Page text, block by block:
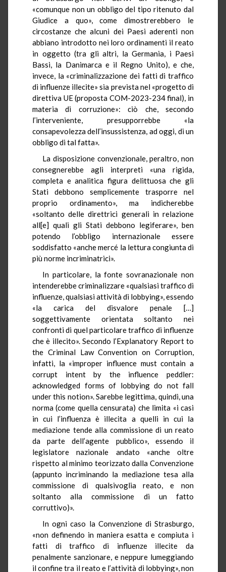
«comunque non un obbligo del tipo ritenuto dal
Giudice a quo», come dimostrerebbero le
circostanze che alcuni dei Paesi aderenti non
abbiano introdotto nei loro ordinamenti il reato
in oggetto (tra gli altri, la Germania, i Paesi
Bassi, la Danimarca e il Regno Unito), e che,
invece, la «criminalizzazione dei fatti di traffico
di influenze illecite» sia prevista nel «progetto di
direttiva UE (proposta COM-2023-234 final), in
materia di corruzione»: ciò che, secondo
l’interveniente, presupporrebbe «la
consapevolezza dell’insussistenza, ad oggi, di un
obbligo di tal fatta».
La disposizione convenzionale, peraltro, non
consegnerebbe agli interpreti «una rigida,
completa e analitica figura delittuosa che gli
Stati debbono semplicemente trasporre nel
proprio ordinamento», ma indicherebbe
«soltanto delle direttrici generali in relazione
all[e] quali gli Stati debbono legiferare», ben
potendo l’obbligo internazionale essere
soddisfatto «anche mercé la lettura congiunta di
più norme incriminatrici».
In particolare, la fonte sovranazionale non
intenderebbe criminalizzare «qualsiasi traffico di
influenze, qualsiasi attività di lobbying», essendo
«la carica del disvalore penale […]
soggettivamente orientata soltanto nei
confronti di quel particolare traffico di influenze
che è illecito». Secondo l’Explanatory Report to
the Criminal Law Convention on Corruption,
infatti, la «improper influence must contain a
corrupt intent by the influence peddler:
acknowledged forms of lobbying do not fall
under this notion». Sarebbe legittima, quindi, una
norma (come quella censurata) che limita «i casi
in cui l’influenza è illecita a quelli in cui la
mediazione tende alla commissione di un reato
da parte dell’agente pubblico», essendo il
legislatore nazionale andato «anche oltre
rispetto al minimo teorizzato dalla Convenzione
(appunto incriminando la mediazione tesa alla
commissione di qualsivoglia reato, e non
soltanto alla commissione di un fatto
corruttivo)».
In ogni caso la Convenzione di Strasburgo,
«non definendo in maniera esatta e compiuta i
fatti di traffico di influenze illecite da
penalmente sanzionare, e neppure lumeggiando
il confine tra il reato e l’attività di lobbying», non